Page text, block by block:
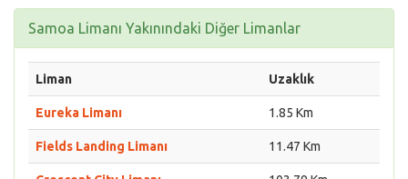
Samoa Limanı Yakınındaki Diğer Limanlar
Liman Uzaklık
Eureka Limanı 1.85 Km
Fields Landing Limanı 11.47 Km